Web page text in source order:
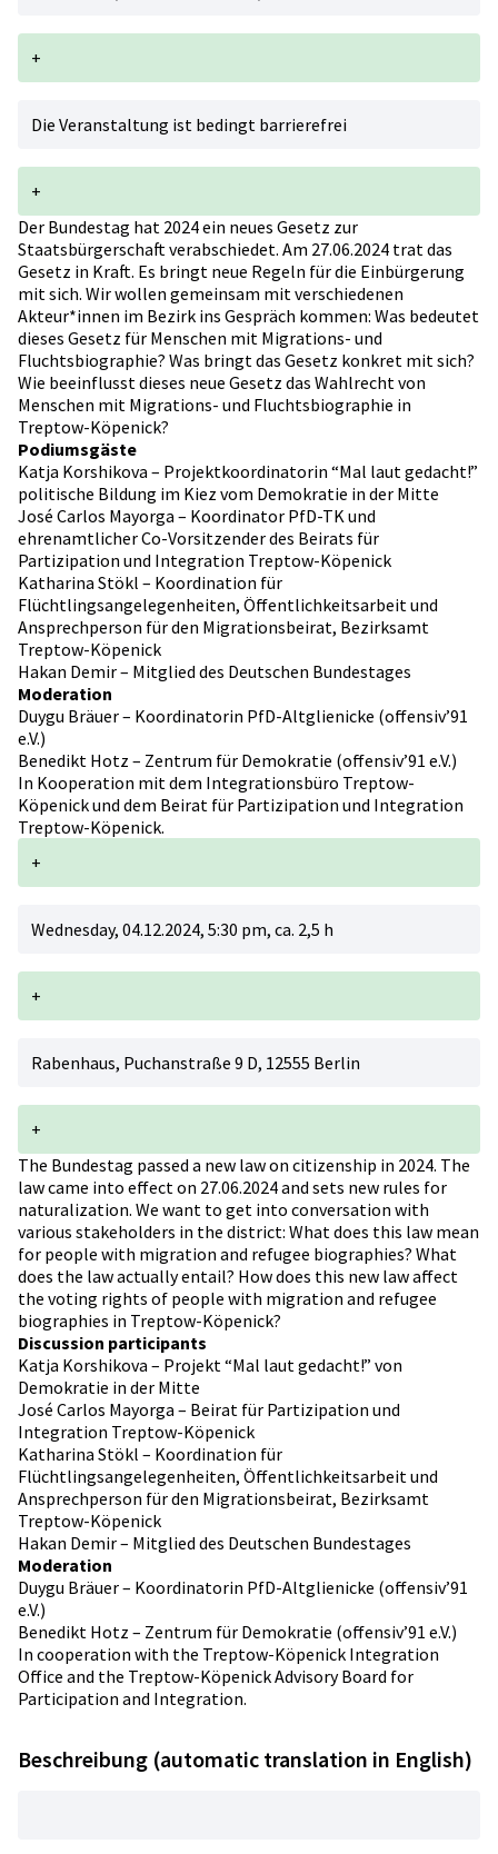
+
Die Veranstaltung ist bedingt barrierefrei
+
Der Bundestag hat 2024 ein neues Gesetz zur
Staatsbürgerschaft verabschiedet. Am 27.06.2024 trat das
Gesetz in Kraft. Es bringt neue Regeln für die Einbürgerung
mit sich. Wir wollen gemeinsam mit verschiedenen
Akteur*innen im Bezirk ins Gespräch kommen: Was bedeutet
dieses Gesetz für Menschen mit Migrations- und
Fluchtsbiographie? Was bringt das Gesetz konkret mit sich?
Wie beeinflusst dieses neue Gesetz das Wahlrecht von
Menschen mit Migrations- und Fluchtsbiographie in
Treptow-Köpenick?
Podiumsgäste
Katja Korshikova – Projektkoordinatorin “Mal laut gedacht!”
politische Bildung im Kiez vom Demokratie in der Mitte
José Carlos Mayorga – Koordinator PfD-TK und
ehrenamtlicher Co-Vorsitzender des Beirats für
Partizipation und Integration Treptow-Köpenick
Katharina Stökl – Koordination für
Flüchtlingsangelegenheiten, Öffentlichkeitsarbeit und
Ansprechperson für den Migrationsbeirat, Bezirksamt
Treptow-Köpenick
Hakan Demir – Mitglied des Deutschen Bundestages
Moderation
Duygu Bräuer – Koordinatorin PfD-Altglienicke (offensiv’91
e.V.)
Benedikt Hotz – Zentrum für Demokratie (offensiv’91 e.V.)
In Kooperation mit dem Integrationsbüro Treptow-
Köpenick und dem Beirat für Partizipation und Integration
Treptow-Köpenick.
+
Wednesday, 04.12.2024, 5:30 pm, ca. 2,5 h
+
Rabenhaus, Puchanstraße 9 D, 12555 Berlin
+
The Bundestag passed a new law on citizenship in 2024. The
law came into effect on 27.06.2024 and sets new rules for
naturalization. We want to get into conversation with
various stakeholders in the district: What does this law mean
for people with migration and refugee biographies? What
does the law actually entail? How does this new law affect
the voting rights of people with migration and refugee
biographies in Treptow-Köpenick?
Discussion participants
Katja Korshikova – Projekt “Mal laut gedacht!” von
Demokratie in der Mitte
José Carlos Mayorga – Beirat für Partizipation und
Integration Treptow-Köpenick
Katharina Stökl – Koordination für
Flüchtlingsangelegenheiten, Öffentlichkeitsarbeit und
Ansprechperson für den Migrationsbeirat, Bezirksamt
Treptow-Köpenick
Hakan Demir – Mitglied des Deutschen Bundestages
Moderation
Duygu Bräuer – Koordinatorin PfD-Altglienicke (offensiv’91
e.V.)
Benedikt Hotz – Zentrum für Demokratie (offensiv’91 e.V.)
In cooperation with the Treptow-Köpenick Integration
Office and the Treptow-Köpenick Advisory Board for
Participation and Integration.
Beschreibung (automatic translation in English)